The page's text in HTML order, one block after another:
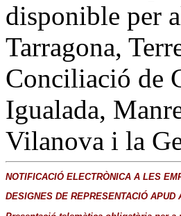
disponible per
Tarragona,
Conciliació de
Igualada,
Vilanova i la
NOTIFICACIÓ ELECTRÒNICA A LES
DESIGNES DE REPRESENTACIÓ APUD